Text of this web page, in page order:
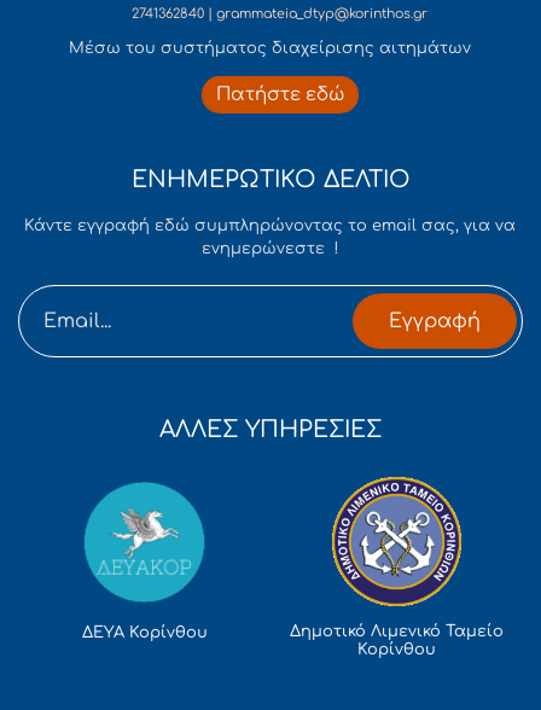
2741362840 | grammateia_dtyp@korinthos.gr
Mέσω του συστήματος διαχείρισης αιτημάτων
Πατήστε εδώ
ΕΝΗΜΕΡΩΤΙΚΟ ΔΕΛΤΙΟ
Κάντε εγγραφή εδώ συμπληρώνοντας το email σας, για να
ενημερώνεστε !
Εγγραφή
ΑΛΛΕΣ ΥΠΗΡΕΣΙΕΣ
ΔΕΥΑ Κορίνθου
Δημοτικό Λιμενικό Ταμείο
Κορίνθου